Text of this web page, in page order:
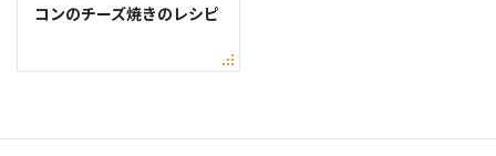
コンのチーズ焼きのレシピ